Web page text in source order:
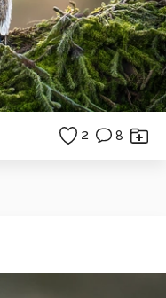
2 8